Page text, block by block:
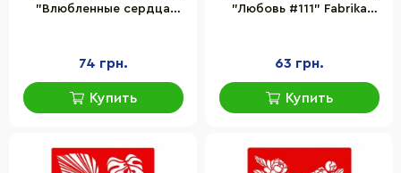
"Влюбленные сердца
74 грн.
Купить
"Любовь #111" Fabrika
63 грн.
Купить